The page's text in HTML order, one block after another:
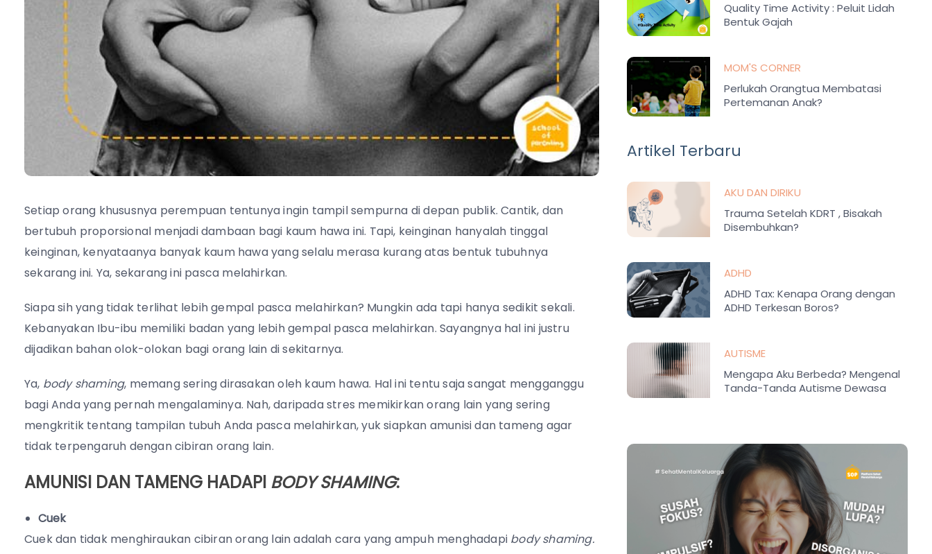
Setiap orang khususnya perempuan tentunya ingin tampil sempurna di depan publik. Cantik, dan
bertubuh proporsional menjadi dambaan bagi kaum hawa ini. Tapi, keinginan hanyalah tinggal
keinginan, kenyataanya banyak kaum hawa yang selalu merasa kurang atas bentuk tubuhnya
sekarang ini. Ya, sekarang ini pasca melahirkan.
Siapa sih yang tidak terlihat lebih gempal pasca melahirkan? Mungkin ada tapi hanya sedikit sekali.
Kebanyakan Ibu-ibu memiliki badan yang lebih gempal pasca melahirkan. Sayangnya hal ini justru
dijadikan bahan olok-olokan bagi orang lain di sekitarnya.
Ya, body shaming, memang sering dirasakan oleh kaum hawa. Hal ini tentu saja sangat mengganggu
bagi Anda yang pernah mengalaminya. Nah, daripada stres memikirkan orang lain yang sering
mengkritik tentang tampilan tubuh Anda pasca melahirkan, yuk siapkan amunisi dan tameng agar
tidak terpengaruh dengan cibiran orang lain.
AMUNISI DAN TAMENG HADAPI BODY SHAMING:
Cuek
Cuek dan tidak menghiraukan cibiran orang lain adalah cara yang ampuh menghadapi body shaming.
Quality Time Activity : Peluit Lidah
Bentuk Gajah
MOM'S CORNER
Perlukah Orangtua Membatasi
Pertemanan Anak?
Artikel Terbaru
AKU DAN DIRIKU
Trauma Setelah KDRT , Bisakah
Disembuhkan?
ADHD
ADHD Tax: Kenapa Orang dengan
ADHD Terkesan Boros?
AUTISME
Mengapa Aku Berbeda? Mengenal
Tanda-Tanda Autisme Dewasa